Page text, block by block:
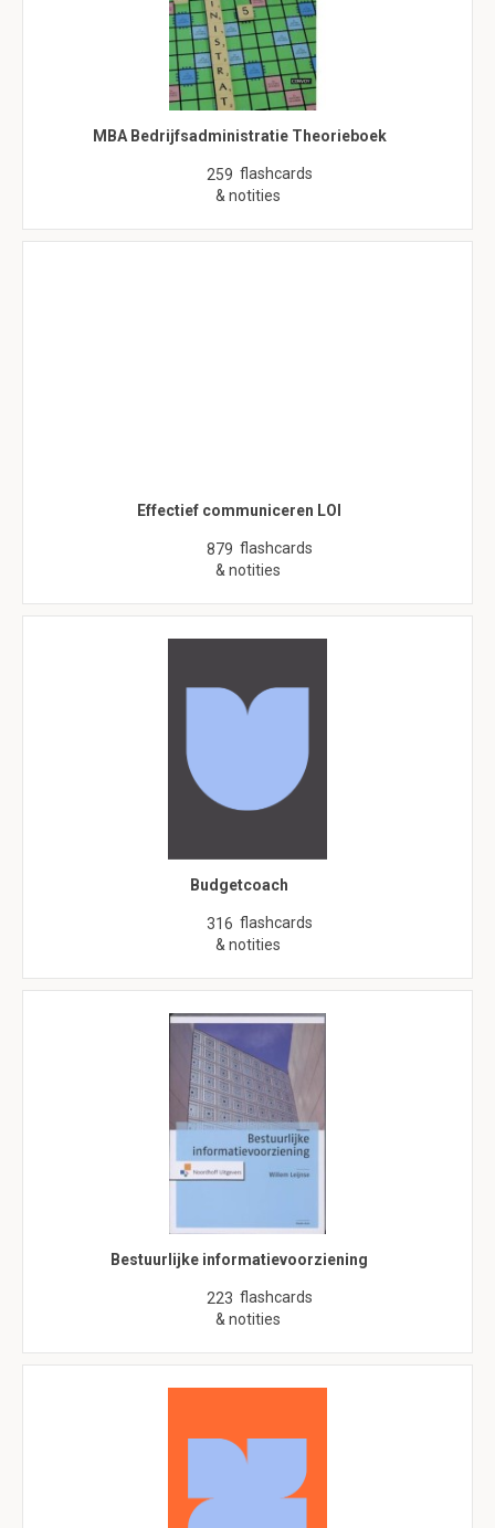
MBA Bedrijfsadministratie Theorieboek
259 flashcards
& notities
Effectief communiceren LOI
879 flashcards
& notities
Budgetcoach
316 flashcards
& notities
Bestuurlijke informatievoorziening
223 flashcards
& notities